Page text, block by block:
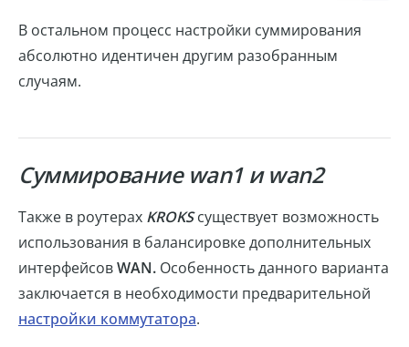
В остальном процесс настройки суммирования
абсолютно идентичен другим разобранным
случаям.
Суммирование wan1 и wan2
Также в роутерах KROKSсуществует возможность
использования в балансировке дополнительных
интерфейсовWAN. Особенность данного варианта
заключается в необходимости предварительной
настройки коммутатора.